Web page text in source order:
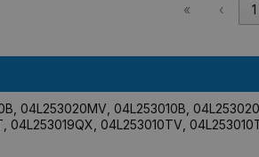
« ‹ 1
04L253020MV 04L253010B
04L253019QX 04L253010TV